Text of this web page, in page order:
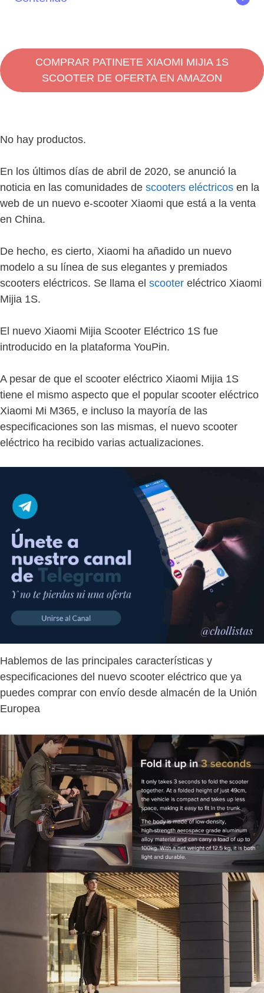
Especificaciones del patinete eléctrico Xiaomi Mijia 1S
Review del patinete eléctrico de Xiaomi Mijia 1S
Dónde comprar el patinete eléctrico Xiaomi Mijia 1S
COMPRAR PATINETE XIAOMI MIJIA 1S
SCOOTER DE OFERTA EN AMAZON
No hay productos.
En los últimos días de abril de 2020, se anunció la
noticia en las comunidades de scooters eléctricos en la
web de un nuevo e-scooter Xiaomi que está a la venta
en China.
De hecho, es cierto, Xiaomi ha añadido un nuevo
modelo a su línea de sus elegantes y premiados
scooters eléctricos. Se llama el scooter eléctrico Xiaomi
Mijia 1S.
El nuevo Xiaomi Mijia Scooter Eléctrico 1S fue
introducido en la plataforma YouPin.
A pesar de que el scooter eléctrico Xiaomi Mijia 1S
tiene el mismo aspecto que el popular scooter eléctrico
Xiaomi Mi M365, e incluso la mayoría de las
especificaciones son las mismas, el nuevo scooter
eléctrico ha recibido varias actualizaciones.
Hablemos de las principales características y
especificaciones del nuevo scooter eléctrico que ya
puedes comprar con envío desde almacén de la Unión
Europea